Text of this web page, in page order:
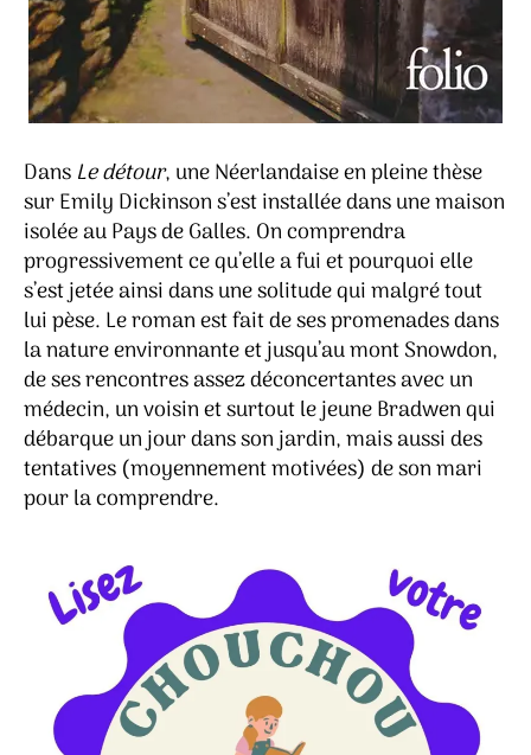
Dans Le détour, une Néerlandaise en pleine thèse
sur Emily Dickinson s’est installée dans une maison
isolée au Pays de Galles. On comprendra
progressivement ce qu’elle a fui et pourquoi elle
s’est jetée ainsi dans une solitude qui malgré tout
lui pèse. Le roman est fait de ses promenades dans
la nature environnante et jusqu’au mont Snowdon,
de ses rencontres assez déconcertantes avec un
médecin, un voisin et surtout le jeune Bradwen qui
débarque un jour dans son jardin, mais aussi des
tentatives (moyennement motivées) de son mari
pour la comprendre.